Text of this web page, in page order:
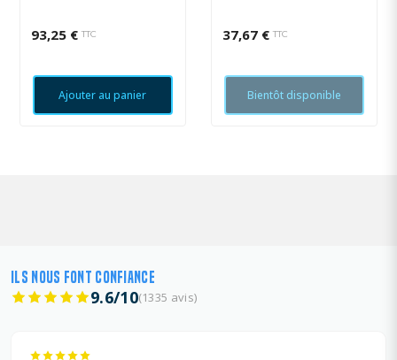
93,25 € TTC
Ajouter au panier
37,67 € TTC
Bientôt disponible
ILS NOUS FONT CONFIANCE
9.6/10(1335 avis)